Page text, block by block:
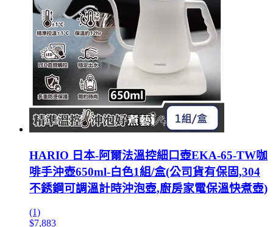
HARIO 日本-阿爾法溫控細口壺EKA-65-TW咖
啡手沖壺650ml-白色1組/盒(公司貨有保固,304
不銹鋼可調溫計時沖泡壺,廚房家電保溫快煮壺)
(1)
$7,883